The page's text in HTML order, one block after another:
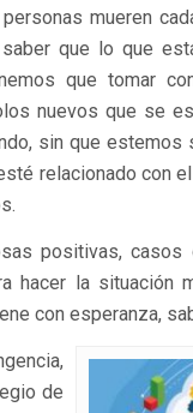
mueren
que lo que
que tomar
nuevos que se
sin que estemos
relacionado con
positivas, casos
hacer la situación
con esperanza,
de